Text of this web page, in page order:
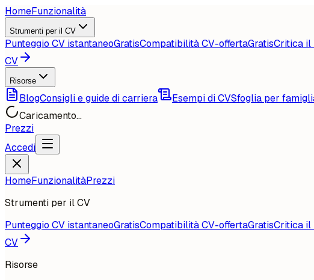
HomeFunzionalità
Strumenti per il CV
Punteggio CV istantaneoGratisCompatibilità CV-offertaGratisCritica il
CV
Risorse
BlogConsigli e guide di carriera Esempi di CVSfoglia per
Caricamento...
Prezzi
Accedi
HomeFunzionalitàPrezzi
Strumenti per il CV
Punteggio CV istantaneoGratisCompatibilità CV-offertaGratisCritica il
CV
Risorse